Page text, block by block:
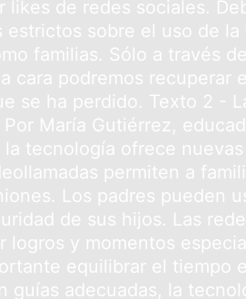
likes de redes sociales.
estrictos sobre el uso de la
familias. Sólo a través
cara podremos recuperar
se ha perdido. Texto 2 -
María Gutiérrez,
tecnología ofrece
permiten a
Los padres pueden
de sus hijos. Las
logros y momentos
equilibrar el tiempo
guías adecuadas, la